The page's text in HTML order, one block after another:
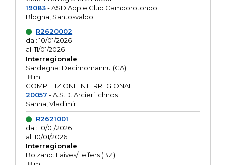
19083- ASD Apple Club Camporotondo
Blogna, Santosvaldo
R2620002
dal: 10/01/2026
al: 11/01/2026
Interregionale
Sardegna: Decimomannu (CA)
18 m
COMPETIZIONE INTERREGIONALE
20057 - A.S.D. Arcieri Ichnos
Sanna, Vladimir
R2621001
dal: 10/01/2026
al: 10/01/2026
Interregionale
Bolzano: Laives/Leifers (BZ)